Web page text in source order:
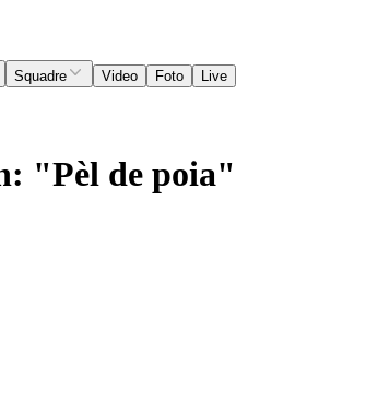
Squadre Video Foto
Live
"Pèl de poia"